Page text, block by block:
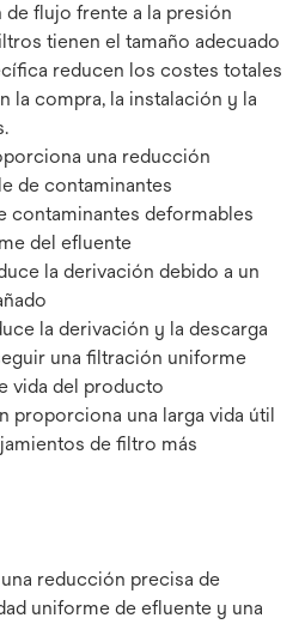
flujo frente a la presión
tienen el tamaño adecuado
reducen los costes totales
la compra, la instalación y la
una reducción
de contaminantes
contaminantes deformables
del efluente
la derivación debido a un
la derivación y la descarga
una filtración uniforme
vida del producto
proporciona una larga vida útil
de filtro más
reducción precisa de
uniforme de efluente y una